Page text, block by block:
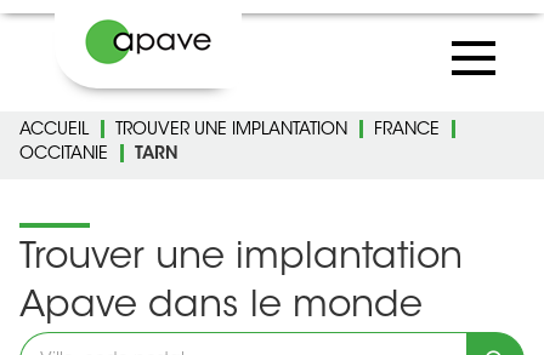
ACCUEIL TROUVER UNE IMPLANTATION
FRANCE
OCCITANIE
TARN
Trouver une implantation
Apave dans le monde
Veuillez